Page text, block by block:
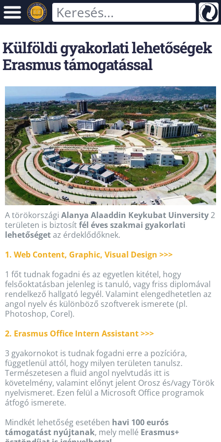
Külföldi gyakorlati lehetőségek
Erasmus támogatással
A törökországi Alanya Alaaddin Keykubat Uinversity2
területen is biztosítfél éves szakmai gyakorlati
lehetőségetaz érdeklődőknek.
1. Web Content, Graphic, Visual Design >>>
1 főt tudnak fogadni és az egyetlen kitétel, hogy
felsőoktatásban jelenleg is tanuló, vagy friss diplomával
rendelkező hallgató legyél. Valamint elengedhetetlen az
angol nyelv és különböző szoftverek ismerete (pl.
Photoshop, Corel).
2. Erasmus Office Intern Assistant >>>
3 gyakornokot is tudnak fogadni erre a pozícióra,
függetlenül attól, hogy milyen területen tanulsz.
Természetesen a fluid angol nyelvtudás itt is
követelmény, valamint előnyt jelent Orosz és/vagy Török
nyelvismeret. Ezen felül a Microsoft Office programok
átfogó ismerete.
Mindkét lehetőség esetében havi 100 eurós
támogatást nyújtanak, mely mellé Erasmus+